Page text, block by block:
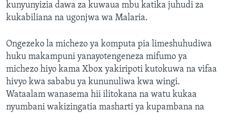
kunyunyizia dawa za kuwaua mbu katika juhudi za
kukabiliana na ugonjwa wa Malaria.
Ongezeko la michezo ya komputa pia limeshuhudiwa
huku makampuni yanayotengeneza mifumo ya
michezo hiyo kama Xbox yakiripoti kutokuwa na vifaa
hivyo kwa sababu ya kununuliwa kwa wingi.
Wataalam wanasema hii ilitokana na watu kukaa
nyumbani wakizingatia masharti ya kupambana na